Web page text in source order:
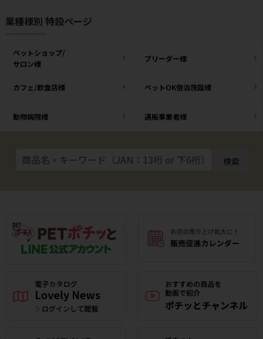
業種様別 特設ページ
ペットショップ/
サロン様
ブリーダー様
カフェ/飲食店様 ペットOK宿泊施設様
動物病院様 通販事業者様
検索